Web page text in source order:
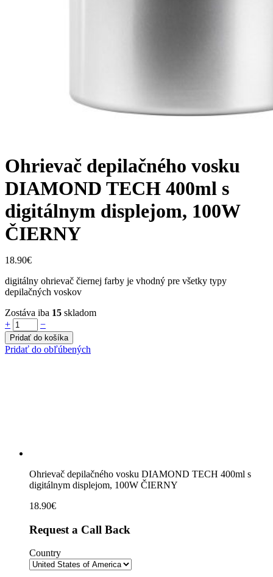
Ohrievač depilačného vosku
DIAMOND TECH 400ml s
digitálnym displejom, 100W
ČIERNY
18.90€
digitálny ohrievač čiernej farby je vhodný pre všetky typy
depilačných voskov
Zostáva iba 15 skladom
Ohrievač
depilačného
vosku
DIAMOND
+ −
Pridať do košíka
Pridať do obľúbených
Ohrievač depilačného vosku DIAMOND TECH 400ml s
digitálnym displejom, 100W ČIERNY
18.90€
Request a Call Back
Country